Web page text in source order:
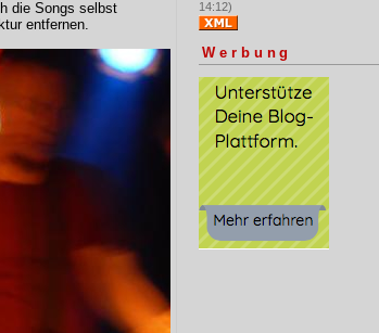
die Songs selbst
entfernen.
14:12)
Werbung